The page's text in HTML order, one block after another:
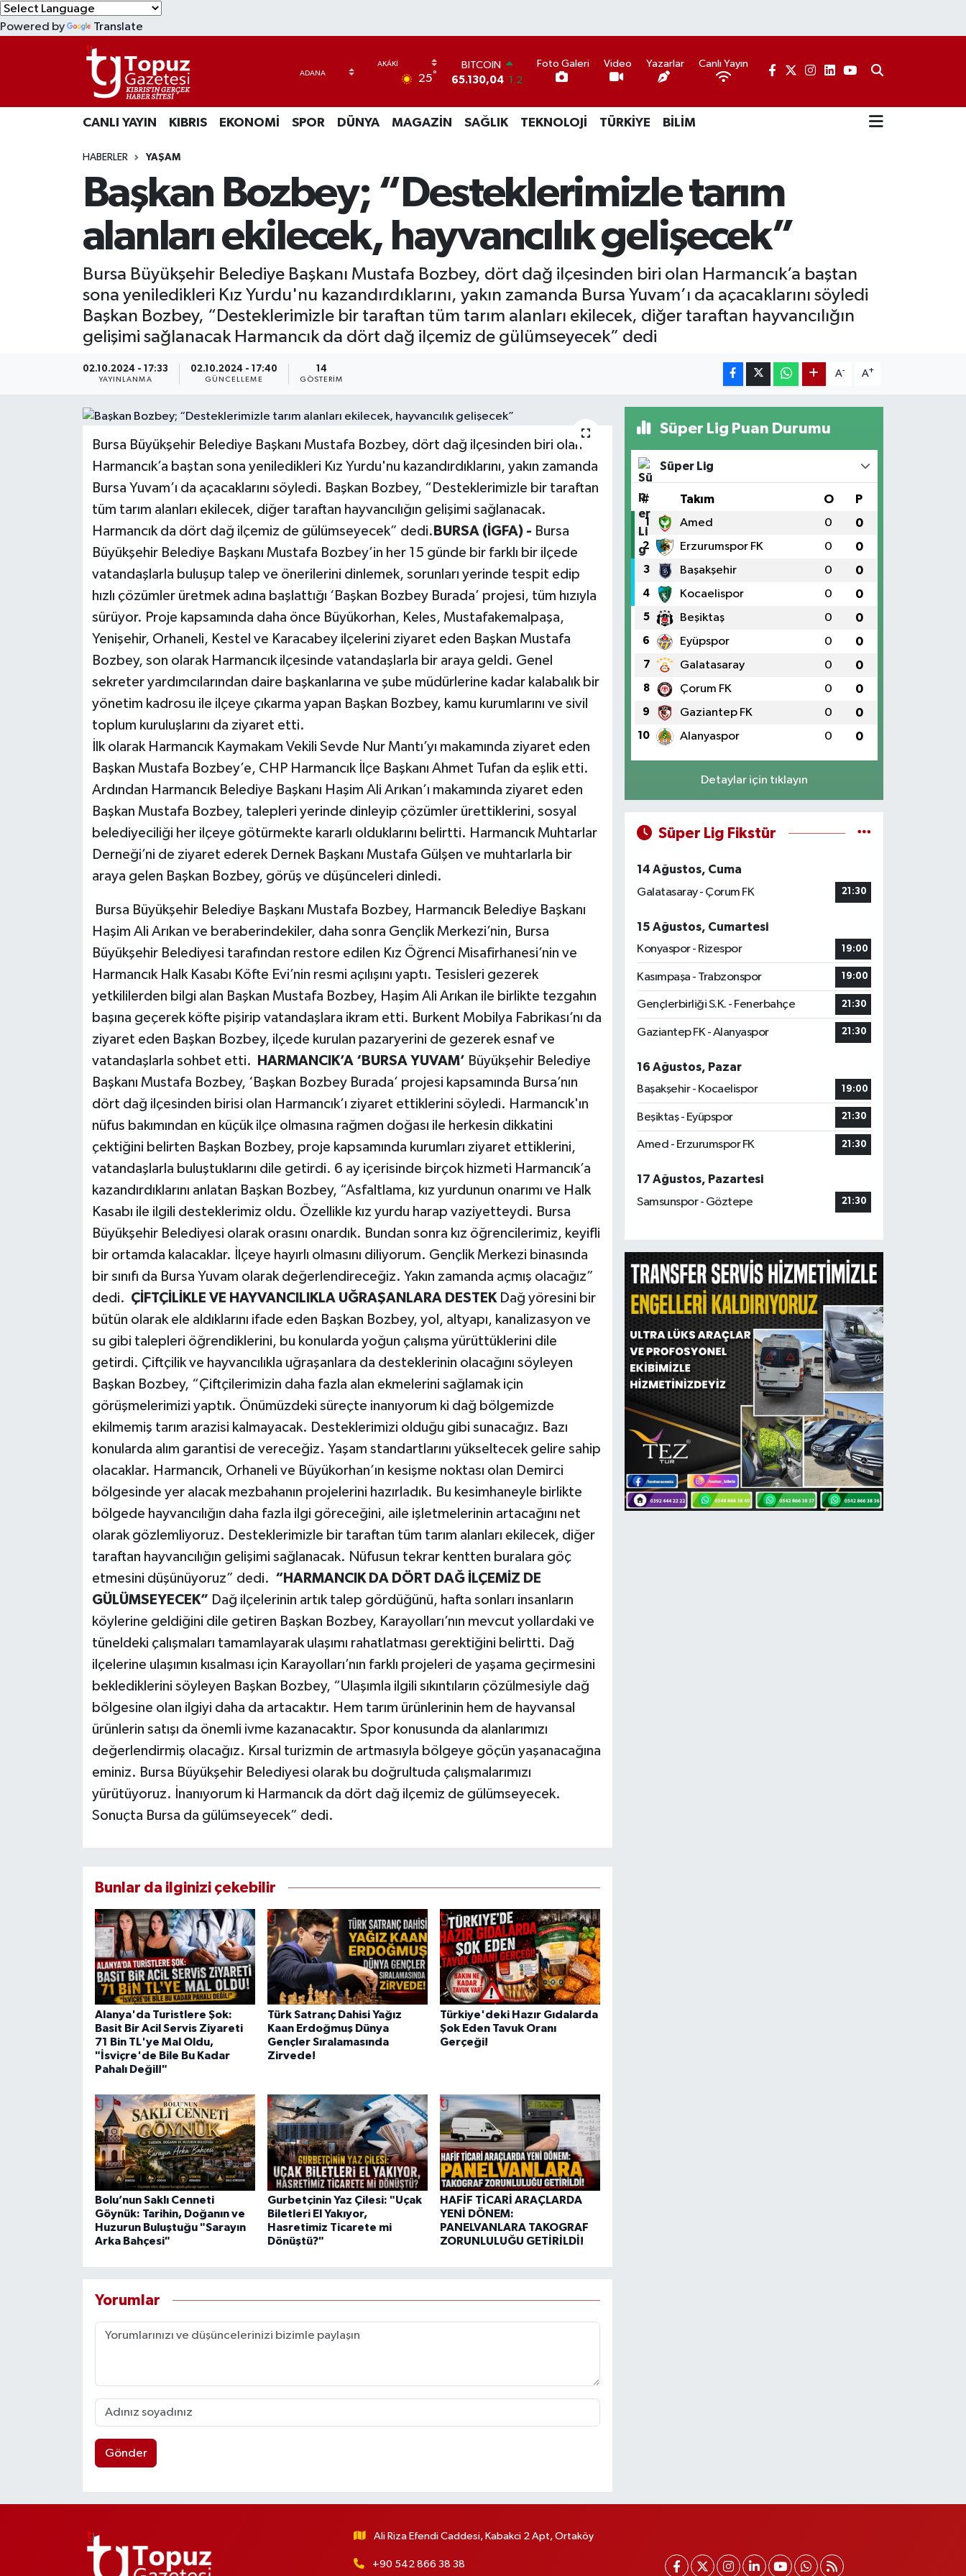
Powered by Translate
25°
BITCOIN
DOLAR
47,7069 0.17
55,0265
STERLİN
2.12
BİST100
13.887 64
Foto Galeri Video Yazarlar Canlı Yayın
CANLI YAYIN KIBRIS EKONOMİ SPOR DÜNYA MAGAZİN SAĞLIK TEKNOLOJİ TÜRKİYE BİLİM
HABERLER YAŞAM
Başkan Bozbey; “Desteklerimizle tarım
alanları ekilecek, hayvancılık gelişecek”
Bursa Büyükşehir Belediye Başkanı Mustafa Bozbey, dört dağ ilçesinden biri olan Harmancık’a baştan
sona yeniledikleri Kız Yurdu'nu kazandırdıklarını, yakın zamanda Bursa Yuvam’ı da açacaklarını söyledi
Başkan Bozbey, “Desteklerimizle bir taraftan tüm tarım alanları ekilecek, diğer taraftan hayvancılığın
gelişimi sağlanacak Harmancık da dört dağ ilçemiz de gülümseyecek” dedi
02.10.2024 - 17:33
YAYINLANMA
02.10.2024 - 17:40
GÜNCELLEME
14
GÖSTERIM
A- A+
Bursa Büyükşehir Belediye Başkanı Mustafa Bozbey, dört dağ ilçesinden biri olan
Harmancık’a baştan sona yeniledikleri Kız Yurdu'nu kazandırdıklarını, yakın zamanda
Bursa Yuvam’ı da açacaklarını söyledi. Başkan Bozbey, “Desteklerimizle bir taraftan
tüm tarım alanları ekilecek, diğer taraftan hayvancılığın gelişimi sağlanacak.
Harmancık da dört dağ ilçemiz de gülümseyecek” dedi. BURSA (İGFA) - Bursa
Büyükşehir Belediye Başkanı Mustafa Bozbey’in her 15 günde bir farklı bir ilçede
vatandaşlarla buluşup talep ve önerilerini dinlemek, sorunları yerinde tespit edip
hızlı çözümler üretmek adına başlattığı ‘Başkan Bozbey Burada’ projesi, tüm hızıyla
sürüyor. Proje kapsamında daha önce Büyükorhan, Keles, Mustafakemalpaşa,
Yenişehir, Orhaneli, Kestel ve Karacabey ilçelerini ziyaret eden Başkan Mustafa
Bozbey, son olarak Harmancık ilçesinde vatandaşlarla bir araya geldi. Genel
sekreter yardımcılarından daire başkanlarına ve şube müdürlerine kadar kalabalık bir
yönetim kadrosu ile ilçeye çıkarma yapan Başkan Bozbey, kamu kurumlarını ve sivil
toplum kuruluşlarını da ziyaret etti.
İlk olarak Harmancık Kaymakam Vekili Sevde Nur Mantı’yı makamında ziyaret eden
Başkan Mustafa Bozbey’e, CHP Harmancık İlçe Başkanı Ahmet Tufan da eşlik etti.
Ardından Harmancık Belediye Başkanı Haşim Ali Arıkan’ı makamında ziyaret eden
Başkan Mustafa Bozbey, talepleri yerinde dinleyip çözümler ürettiklerini, sosyal
belediyeciliği her ilçeye götürmekte kararlı olduklarını belirtti. Harmancık Muhtarlar
Derneği’ni de ziyaret ederek Dernek Başkanı Mustafa Gülşen ve muhtarlarla bir
araya gelen Başkan Bozbey, görüş ve düşünceleri dinledi.
Bursa Büyükşehir Belediye Başkanı Mustafa Bozbey, Harmancık Belediye Başkanı
Haşim Ali Arıkan ve beraberindekiler, daha sonra Gençlik Merkezi’nin, Bursa
Büyükşehir Belediyesi tarafından restore edilen Kız Öğrenci Misafirhanesi’nin ve
Harmancık Halk Kasabı Köfte Evi’nin resmi açılışını yaptı. Tesisleri gezerek
yetkililerden bilgi alan Başkan Mustafa Bozbey, Haşim Ali Arıkan ile birlikte tezgahın
başına geçerek köfte pişirip vatandaşlara ikram etti. Burkent Mobilya Fabrikası’nı da
ziyaret eden Başkan Bozbey, ilçede kurulan pazaryerini de gezerek esnaf ve
vatandaşlarla sohbet etti.
HARMANCIK’A ‘BURSA YUVAM’ Büyükşehir Belediye
Başkanı Mustafa Bozbey, ‘Başkan Bozbey Burada’ projesi kapsamında Bursa’nın
dört dağ ilçesinden birisi olan Harmancık’ı ziyaret ettiklerini söyledi. Harmancık'ın
nüfus bakımından en küçük ilçe olmasına rağmen doğası ile herkesin dikkatini
çektiğini belirten Başkan Bozbey, proje kapsamında kurumları ziyaret ettiklerini,
vatandaşlarla buluştuklarını dile getirdi. 6 ay içerisinde birçok hizmeti Harmancık’a
kazandırdıklarını anlatan Başkan Bozbey, “Asfaltlama, kız yurdunun onarımı ve Halk
Kasabı ile ilgili desteklerimiz oldu. Özellikle kız yurdu harap vaziyetteydi. Bursa
Büyükşehir Belediyesi olarak orasını onardık. Bundan sonra kız öğrencilerimiz, keyifli
bir ortamda kalacaklar. İlçeye hayırlı olmasını diliyorum. Gençlik Merkezi binasında
bir sınıfı da Bursa Yuvam olarak değerlendireceğiz. Yakın zamanda açmış olacağız”
dedi. ÇİFTÇİLİKLE VE HAYVANCILIKLA UĞRAŞANLARA DESTEKDağ yöresini bir
bütün olarak ele aldıklarını ifade eden Başkan Bozbey, yol, altyapı, kanalizasyon ve
su gibi talepleri öğrendiklerini, bu konularda yoğun çalışma yürüttüklerini dile
getirdi. Çiftçilik ve hayvancılıkla uğraşanlara da desteklerinin olacağını söyleyen
Başkan Bozbey, “Çiftçilerimizin daha fazla alan ekmelerini sağlamak için
görüşmelerimizi yaptık. Önümüzdeki süreçte inanıyorum ki dağ bölgemizde
ekilmemiş tarım arazisi kalmayacak. Desteklerimizi olduğu gibi sunacağız. Bazı
konularda alım garantisi de vereceğiz. Yaşam standartlarını yükseltecek gelire sahip
olacaklar. Harmancık, Orhaneli ve Büyükorhan’ın kesişme noktası olan Demirci
bölgesinde yer alacak mezbahanın projelerini hazırladık. Bu kesimhaneyle birlikte
bölgede hayvancılığın daha fazla ilgi göreceğini, aile işletmelerinin artacağını net
olarak gözlemliyoruz. Desteklerimizle bir taraftan tüm tarım alanları ekilecek, diğer
taraftan hayvancılığın gelişimi sağlanacak. Nüfusun tekrar kentten buralara göç
etmesini düşünüyoruz” dedi. “HARMANCIK DA DÖRT DAĞ İLÇEMİZ DE
GÜLÜMSEYECEK” Dağ ilçelerinin artık talep gördüğünü, hafta sonları insanların
köylerine geldiğini dile getiren Başkan Bozbey, Karayolları’nın mevcut yollardaki ve
tüneldeki çalışmaları tamamlayarak ulaşımı rahatlatması gerektiğini belirtti. Dağ
ilçelerine ulaşımın kısalması için Karayolları’nın farklı projeleri de yaşama geçirmesini
beklediklerini söyleyen Başkan Bozbey, “Ulaşımla ilgili sıkıntıların çözülmesiyle dağ
bölgesine olan ilgiyi daha da artacaktır. Hem tarım ürünlerinin hem de hayvansal
ürünlerin satışı da önemli ivme kazanacaktır. Spor konusunda da alanlarımızı
değerlendirmiş olacağız. Kırsal turizmin de artmasıyla bölgeye göçün yaşanacağına
eminiz. Bursa Büyükşehir Belediyesi olarak bu doğrultuda çalışmalarımızı
yürütüyoruz. İnanıyorum ki Harmancık da dört dağ ilçemiz de gülümseyecek.
Sonuçta Bursa da gülümseyecek” dedi.
Bunlar da ilginizi çekebilir
Alanya'da Turistlere Şok:
Basit Bir Acil Servis Ziyareti
71 Bin TL'ye Mal Oldu,
"İsviçre'de Bile Bu Kadar
Pahalı Değil!"
Türk Satranç Dahisi Yağız
Kaan Erdoğmuş Dünya
Gençler Sıralamasında
Zirvede!
Türkiye'deki Hazır Gıdalarda
Şok Eden Tavuk Oranı
Gerçeği!
Bolu’nun Saklı Cenneti
Göynük: Tarihin, Doğanın ve
Huzurun Buluştuğu "Sarayın
Arka Bahçesi"
Gurbetçinin Yaz Çilesi: "Uçak
Biletleri El Yakıyor,
Hasretimiz Ticarete mi
Dönüştü?"
HAFİF TİCARİ ARAÇLARDA
YENİ DÖNEM:
PANELVANLARA TAKOGRAF
ZORUNLULUĞU GETİRİLDİ!
Yorumlar
Gönder
Süper Lig Puan Durumu
Süper Lig
# Takım O P
1 Amed 0 0
2 Erzurumspor FK 0 0
3 Başakşehir 0 0
4 Kocaelispor 0 0
5 Beşiktaş 0 0
6 Eyüpspor 0 0
7 Galatasaray 0 0
8 Çorum FK 0 0
9 Gaziantep FK 0 0
10 Alanyaspor 0 0
Detaylar için tıklayın
Süper Lig Fikstür
14 Ağustos, Cuma
Galatasaray - Çorum FK
21:30
15 Ağustos, Cumartesi
Konyaspor - Rizespor
19:00
Kasımpaşa - Trabzonspor 19:00
Gençlerbirliği S.K. - Fenerbahçe 21:30
Gaziantep FK - Alanyaspor 21:30
16 Ağustos, Pazar
Başakşehir - Kocaelispor
19:00
Beşiktaş - Eyüpspor 21:30
Amed - Erzurumspor FK 21:30
17 Ağustos, Pazartesi
Samsunspor - Göztepe
21:30
Ali Riza Efendi Caddesi, Kabakci 2 Apt, Ortaköy
+90 542 866 38 38
EKONOMİ
MAGAZİN
TEKNOLOJİ
TÜRKİYE
Lefkoşa Nöbetçi Eczaneler
Lefkoşa Hava Durumu
Lefkoşa Trafik Yoğunluk Haritası
Süper Lig Puan Durumu ve Fikstür
Tüm Manşetler
Son Dakika Haberleri
Haber Arşivi